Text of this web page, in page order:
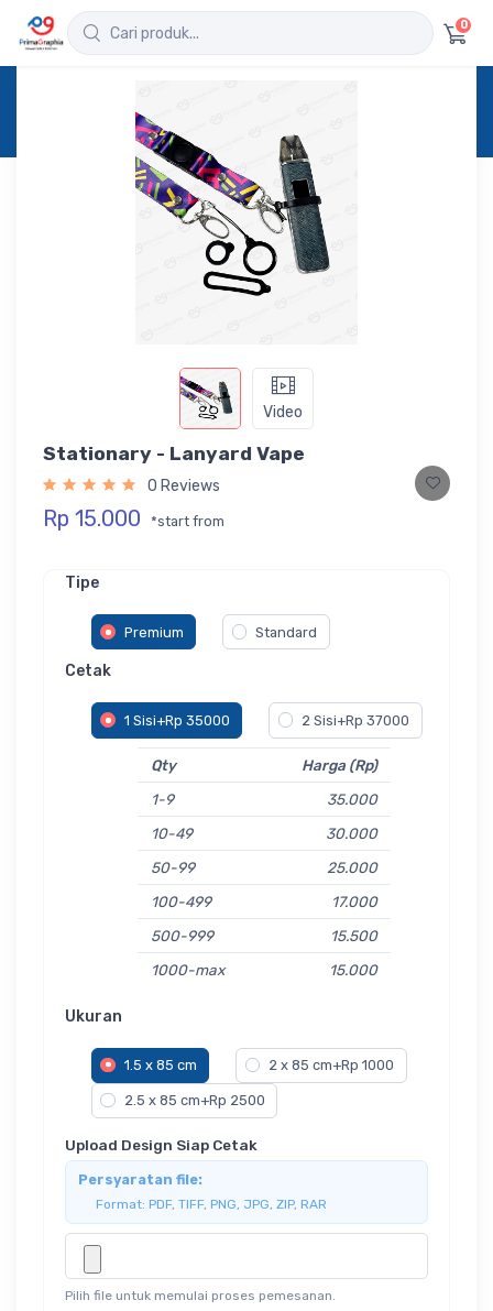
0
Stationary - Lanyard Vape
Video
Stationary - Lanyard Vape
0 Reviews
Rp 15.000 *start from
Tipe
Premium Standard
Cetak
1 Sisi+Rp 35000 2 Sisi+Rp 37000
Qty
Harga (Rp)
1-9
35.000
10-49
30.000
50-99
25.000
100-499
17.000
500-999
15.500
1000-max
15.000
Ukuran
1.5 x 85 cm 2 x 85 cm+Rp 1000
2.5 x 85 cm+Rp 2500
Upload Design Siap Cetak
Persyaratan file:
Format: PDF, TIFF, PNG, JPG, ZIP, RAR
Pilih file untuk memulai proses pemesanan.